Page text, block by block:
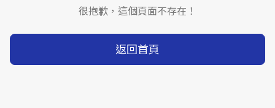
很抱歉，這個頁面不存在！
返回首頁